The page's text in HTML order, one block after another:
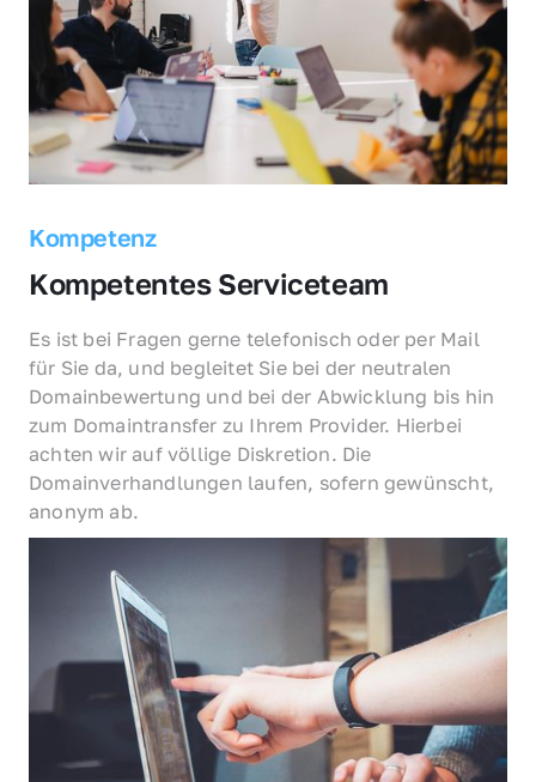
Kompetenz
Kompetentes Serviceteam
Es ist bei Fragen gerne telefonisch oder per Mail
für Sie da, und begleitet Sie bei der neutralen
Domainbewertung und bei der Abwicklung bis hin
zum Domaintransfer zu Ihrem Provider. Hierbei
achten wir auf völlige Diskretion. Die
Domainverhandlungen laufen, sofern gewünscht,
anonym ab.